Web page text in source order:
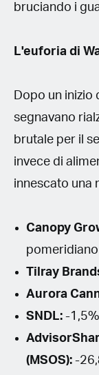
bruciando i
L'euforia di
Dopo un inizio
segnavano
brutale per il
invece di
innescato una
Canopy
Tilray
Aurora
SNDL: -1,5%
(MSOS): -